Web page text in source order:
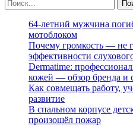
64-летний мужчина
мотоблоком
Почему громкость — не
эффективности
Dermatime:
кожей — обзор бренда и
Как совмещать работу,
развитие
В спальном корпусе
произошёл пожар